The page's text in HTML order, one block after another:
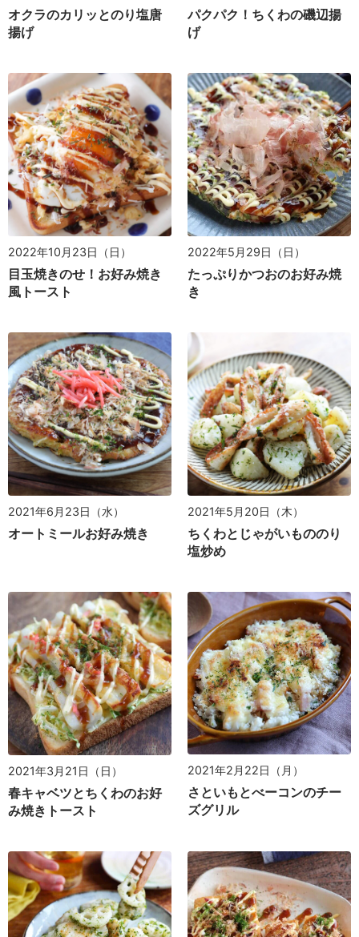
オクラのカリッとのり塩唐
揚げ
パクパク！ちくわの磯辺揚
げ
2022年10月23日（日）
目玉焼きのせ！お好み焼き
風トースト
2022年5月29日（日）
たっぷりかつおのお好み焼
き
2021年6月23日（水）
オートミールお好み焼き
2021年5月20日（木）
ちくわとじゃがいもののり
塩炒め
2021年3月21日（日）
春キャベツとちくわのお好
み焼きトースト
2021年2月22日（月）
さといもとべーコンのチー
ズグリル